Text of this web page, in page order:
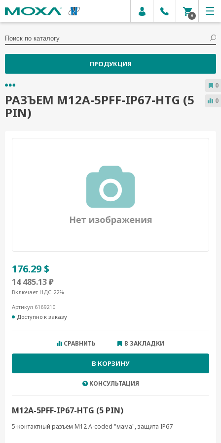
0
ПРОДУКЦИЯ
РАЗЪЕМ M12A-5PFF-IP67-HTG (5
PIN)
176.29 $
14 485.13 ₽
Включает НДС 22%
Артикул 6169210
Доступно к заказу
СРАВНИТЬ В ЗАКЛАДКИ
В КОРЗИНУ
КОНСУЛЬТАЦИЯ
M12A-5PFF-IP67-HTG (5 PIN)
5-контактный разъем M12 A-coded "мама", защита IP67
0
0